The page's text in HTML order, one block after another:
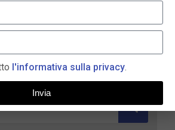
corrente: Credem, ING e
Mediolanum
l'informativa sulla privacy.
Invia